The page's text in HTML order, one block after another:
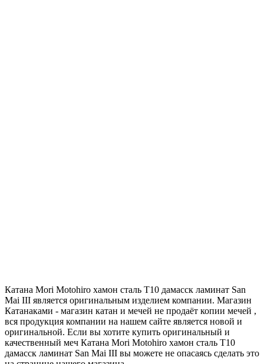
Катана Mori Motohiro хамон сталь T10 дамасск ламинат San
Mai III является оригинальным изделием компании. Магазин
Катанаками - магазин катан и мечей не продаёт копии мечей ,
вся продукция компании на нашем сайте является новой и
оригинальной. Если вы хотите купить оригинальный и
качественный меч Катана Mori Motohiro хамон сталь T10
дамасск ламинат San Mai III вы можете не опасаясь сделать это